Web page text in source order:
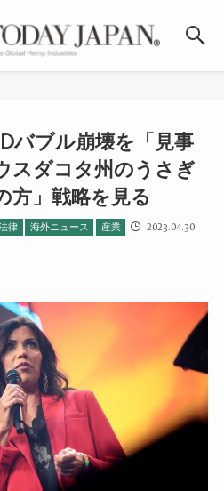
バブル崩壊を「見事
スダコタ州のうさぎ
方」戦略を見る
律 海外ニュース 産業 2023.04.30